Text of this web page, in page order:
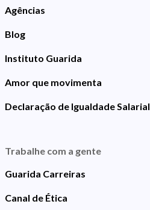
Agências
Blog
Instituto Guarida
Amor que movimenta
Declaração de Igualdade Salarial
Trabalhe com a gente
Guarida Carreiras
Canal de Ética